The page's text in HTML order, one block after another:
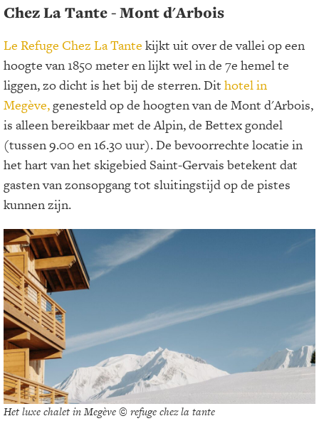
Chez La Tante - Mont d'Arbois
Le Refuge Chez La Tante kijkt uit over de vallei op een
hoogte van 1850 meter en lijkt wel in de 7e hemel te
liggen, zo dicht is het bij de sterren. Dit hotel in
Megève,genesteld op de hoogten van de Mont d'Arbois,
is alleen bereikbaar met de Alpin, de Bettex gondel
(tussen 9.00 en 16.30 uur). De bevoorrechte locatie in
het hart van het skigebied Saint-Gervais betekent dat
gasten van zonsopgang tot sluitingstijd op de pistes
kunnen zijn.
Het luxe chalet in Megève © refuge chez la tante